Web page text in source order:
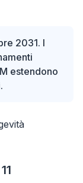
2031. I
estendono